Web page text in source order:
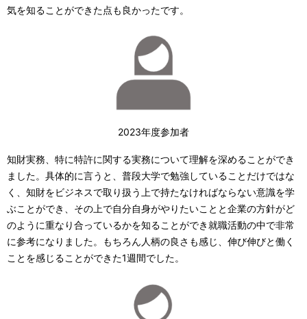
気を知ることができた点も良かったです。
2023年度参加者
知財実務、特に特許に関する実務について理解を深めることができ
ました。具体的に言うと、普段大学で勉強していることだけではな
く、知財をビジネスで取り扱う上で持たなければならない意識を学
ぶことができ、その上で自分自身がやりたいことと企業の方針がど
のように重なり合っているかを知ることができ就職活動の中で非常
に参考になりました。もちろん人柄の良さも感じ、伸び伸びと働く
ことを感じることができた1週間でした。